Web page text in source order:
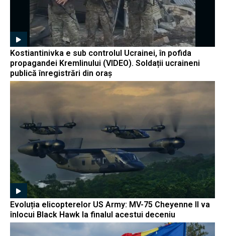
Kostiantinivka e sub controlul Ucrainei, în pofida
propagandei Kremlinului (VIDEO). Soldații ucraineni
publică înregistrări din oraș
Evoluția elicopterelor US Army: MV-75 Cheyenne II va
înlocui Black Hawk la finalul acestui deceniu